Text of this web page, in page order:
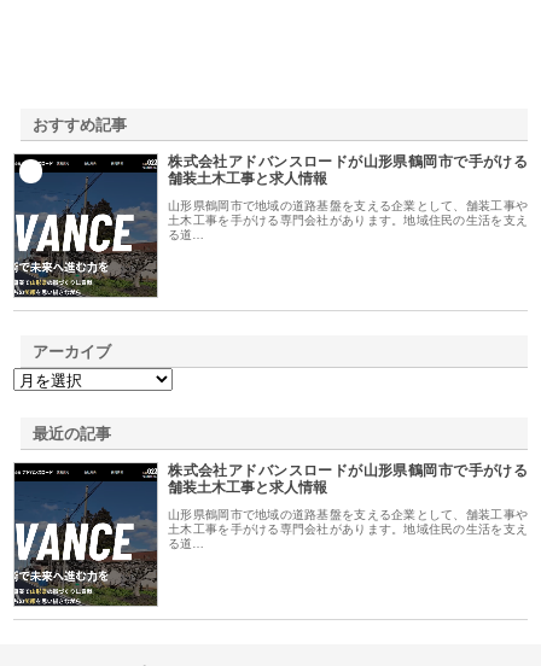
おすすめ記事
株式会社アドバンスロードが山形県鶴岡市で手がける
舗装土木工事と求人情報
山形県鶴岡市で地域の道路基盤を支える企業として、舗装工事や
土木工事を手がける専門会社があります。地域住民の生活を支え
る道…
アーカイブ
最近の記事
株式会社アドバンスロードが山形県鶴岡市で手がける
舗装土木工事と求人情報
山形県鶴岡市で地域の道路基盤を支える企業として、舗装工事や
土木工事を手がける専門会社があります。地域住民の生活を支え
る道…